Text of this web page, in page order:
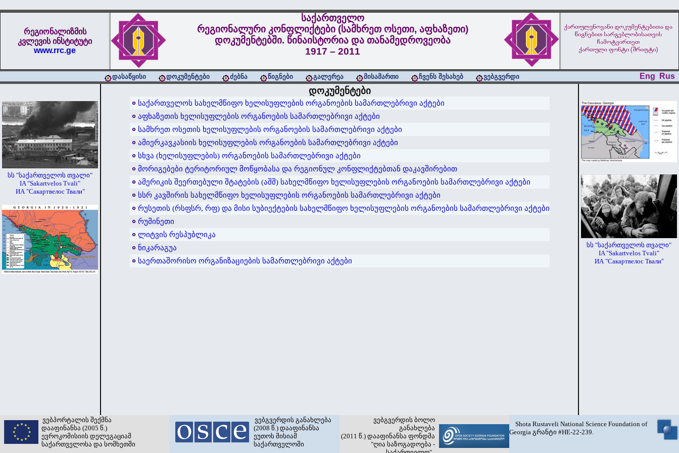
რეგიონალიზმის
კვლევის ინსტიტუტი
www.rrc.ge
საქართველო
რეგიონალური კონფლიქტები (სამხრეთ ოსეთი, აფხაზეთი)
დოკუმენტებში. წინაისტორია და თანამედროვეობა
1917 – 2011
დასაწყისი დოკუმენტები ძებნა წიგნები გალერეა მისამართი ჩვენს შესახებ ვებგვერდი Eng Rus
სს "საქართველოს თვალი"
IA "Sakartvelos Tvali"
ИА "Сакартвелос Твали"
დოკუმენტები
საქართველოს სახელმწიფო ხელისუფლების ორგანოების სამართლებრივი აქტები
აფხაზეთის ხელისუფლების ორგანოების სამართლებრივი აქტები
სამხრეთ ოსეთის ხელისუფლების ორგანოების სამართლებრივი აქტები
ამიერკავკასიის ხელისუფლების ორგანოების სამართლებრივი აქტები
სხვა (ხელისუფლების) ორგანოების სამართლებრივი აქტები
მორიგებები ტერიტორიულ მოწყობასა და რეგიონულ კონფლიქტებთან დაკავშირებით
ამერიკის შეერთებული შტატების (აშშ) სახელმწიფო ხელისუფლების ორგანოების სამართლებრივი აქტები
სსრ კავშირის სახელმწიფო ხელისუფლების ორგანოების სამართლებრივი აქტები
რუსეთის (რსფსრ, რფ) და მისი სუბიექტების სახელმწიფო ხელისუფლების ორგანოების სამართლებრივი აქტები
რუმინეთი
ლიტვის რესპუბლიკა
ნიკარაგუა
საერთაშორისო ორგანიზაციების სამართლებრივი აქტები
სს "საქართველოს თვალი"
IA "Sakartvelos Tvali"
ИА "Сакартвелос Твали"
ვებპორტალის შექმნა
დააფინანსა (2005 წ.)
ევროკომისიის დელეგაციამ
საქართველოსა და სომხეთში
ვებგვერდის განახლება
(2008 წ.) დააფინანსა
ეუთოს მისიამ
საქართველოში
ვებგვერდის ბოლო
განახლება
(2011 წ.) დააფინანსა ფონდმა
"ღია საზოგადოება -
Shota Rustaveli National Science Foundation of
Georgia გრანტი #HE-22-239.